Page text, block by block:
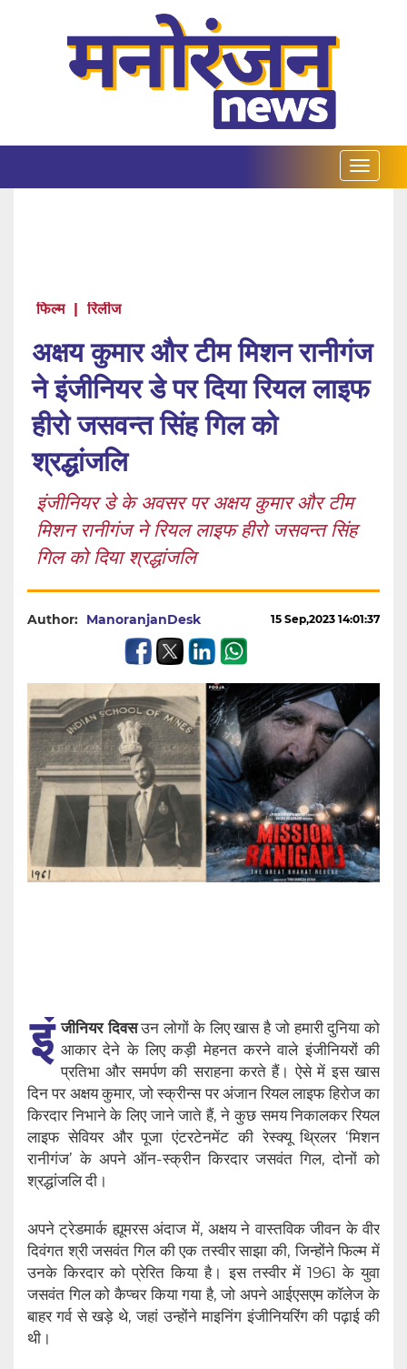
फिल्म | रिलीज
अक्षय कुमार और टीम मिशन रानीगंज
ने इंजीनियर डे पर दिया रियल लाइफ
हीरो जसवन्त सिंह गिल को
श्रद्धांजलि
इंजीनियर डे के अवसर पर अक्षय कुमार और टीम
मिशन रानीगंज ने रियल लाइफ हीरो जसवन्त सिंह
गिल को दिया श्रद्धांजलि
Author: ManoranjanDesk 15 Sep,2023 14:01:37
इं जीनियर दिवसउन लोगों के लिए खास है जो हमारी दुनिया को
आकार देने के लिए कड़ी मेहनत करने वाले इंजीनियरों की
प्रतिभा और समर्पण की सराहना करते हैं। ऐसे में इस खास
दिन पर अक्षय कुमार, जो स्क्रीन्स पर अंजान रियल लाइफ हिरोज का
किरदार निभाने के लिए जाने जाते हैं, ने कुछ समय निकालकर रियल
लाइफ सेवियर और पूजा एंटरटेनमेंट की रेस्क्यू थ्रिलर ‘मिशन
रानीगंज’ के अपने ऑन-स्क्रीन किरदार जसवंत गिल, दोनों को
श्रद्धांजलि दी।
अपने ट्रेडमार्क ह्यूमरस अंदाज में, अक्षय ने वास्तविक जीवन के वीर
दिवंगत श्री जसवंत गिल की एक तस्वीर साझा की, जिन्होंने फिल्म में
उनके किरदार को प्रेरित किया है। इस तस्वीर में 1961 के युवा
जसवंत गिल को कैप्चर किया गया है, जो अपने आईएसएम कॉलेज के
बाहर गर्व से खड़े थे, जहां उन्होंने माइनिंग इंजीनियरिंग की पढ़ाई की
थी।